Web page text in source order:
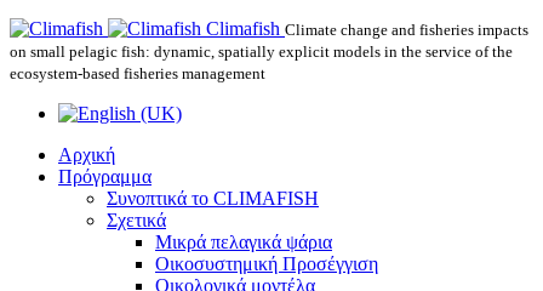
Climafish Climate change and fisheries impacts
on small pelagic fish: dynamic, spatially explicit models in the service of the
ecosystem-based fisheries management
Αρχική
Πρόγραμμα
Συνοπτικά το CLIMAFISH
Σχετικά
Μικρά πελαγικά ψάρια
Οικοσυστημική Προσέγγιση
Οικολογικά μοντέλα